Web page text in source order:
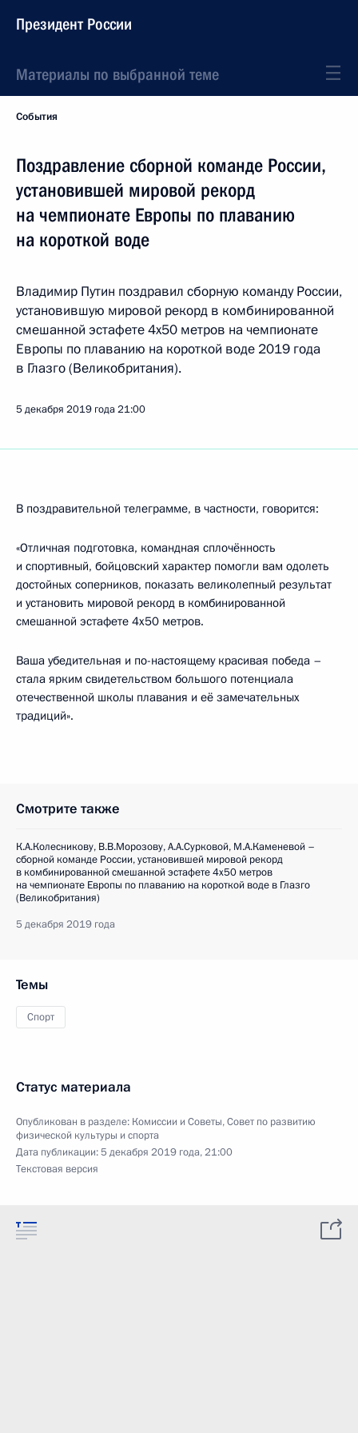
Президент России
Материалы по выбранной теме
События
Поздравление сборной команде России,
установившей мировой рекорд
на чемпионате Европы по плаванию
на короткой воде
Владимир Путин поздравил сборную команду России,
установившую мировой рекорд в комбинированной
смешанной эстафете 4x50 метров на чемпионате
Европы по плаванию на короткой воде 2019 года
в Глазго (Великобритания).
5 декабря 2019 года21:00
В поздравительной телеграмме, в частности, говорится:
«Отличная подготовка, командная сплочённость
и спортивный, бойцовский характер помогли вам одолеть
достойных соперников, показать великолепный результат
и установить мировой рекорд в комбинированной
смешанной эстафете 4x50 метров.
Ваша убедительная и по-настоящему красивая победа –
стала ярким свидетельством большого потенциала
отечественной школы плавания и её замечательных
традиций».
Смотрите также
К.А.Колесникову, В.В.Морозову, А.А.Сурковой, М.А.Каменевой –
сборной команде России, установившей мировой рекорд
в комбинированной смешанной эстафете 4x50 метров
на чемпионате Европы по плаванию на короткой воде в Глазго
(Великобритания)
5 декабря 2019 года
Темы
Спорт
Статус материала
Опубликован в разделе: Комиссии и Советы,Совет по развитию
физической культуры и спорта
Дата публикации:5 декабря 2019 года, 21:00
Текстовая версия